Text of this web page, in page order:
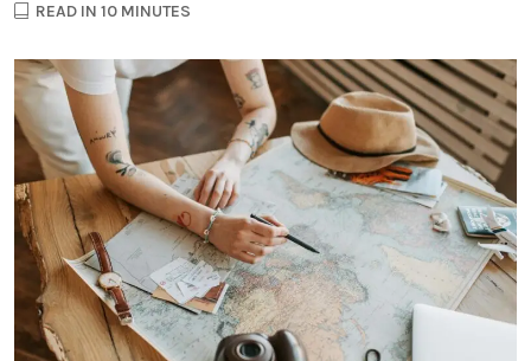
READ IN 10 MINUTES